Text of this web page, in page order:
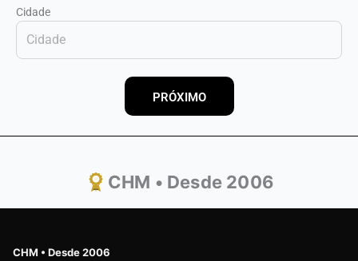
Cidade
PRÓXIMO
CHM • Desde 2006
CHM • Desde 2006